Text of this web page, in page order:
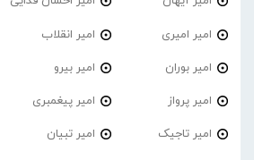
امیر امیری امیر انقلاب
امیر‌ بوران امیر بیرو
امیر پرواز امیر پیغمبری
امیر تاجیک امیر تبیان